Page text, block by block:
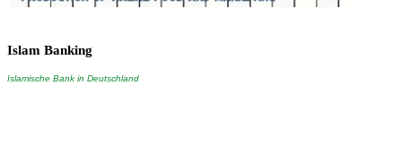
Islam Banking
Islamische Bank in Deutschland